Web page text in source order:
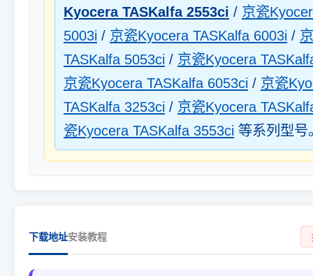
Kyocera TASKalfa 2553ci / 京瓷
5003i / 京瓷Kyocera TASKalfa 6003i /
TASKalfa 5053ci / 京瓷Kyocera
京瓷Kyocera TASKalfa 6053ci / 京瓷
TASKalfa 3253ci / 京瓷Kyocera
瓷Kyocera TASKalfa 3553ci 等系列型号
下载地址安装教程